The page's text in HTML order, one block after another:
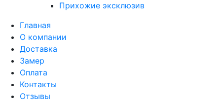
Прихожие эксклюзив
Главная
О компании
Доставка
Замер
Оплата
Контакты
Отзывы